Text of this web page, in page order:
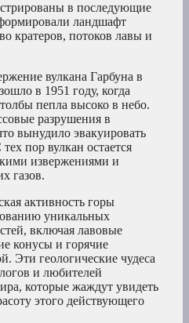
в последующие
ландшафт
кратеров, потоков лавы и
вулкана Гарбуна в
в 1951 году, когда
пепла высоко в небо.
разрушения в
вынудило эвакуировать
пор вулкан остается
извержениями и
газов.
активность горы
уникальных
включая лавовые
конусы и горячие
Эти геологические чудеса
и любителей
которые жаждут увидеть
этого действующего